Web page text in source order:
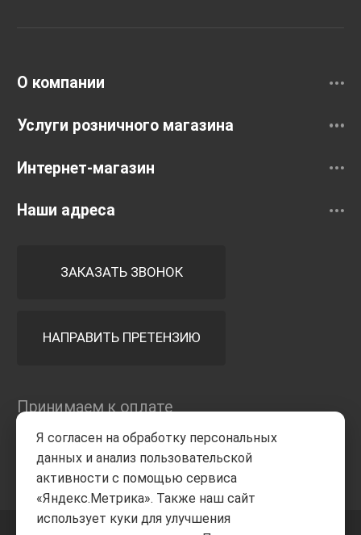
О компании
Услуги розничного магазина
Интернет-магазин
Наши адреса
ЗАКАЗАТЬ ЗВОНОК
НАПРАВИТЬ ПРЕТЕНЗИЮ
Принимаем к оплате
Я согласен на обработку персональных
данных и анализ пользовательской
активности с помощью сервиса
«Яндекс.Метрика». Также наш сайт
использует куки для улучшения